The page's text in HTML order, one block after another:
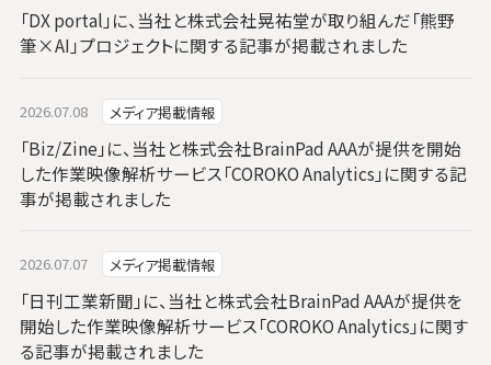
「DX portal」に、当社と株式会社晃祐堂が取り組んだ「熊野
筆×AI」プロジェクトに関する記事が掲載されました
2026.07.08 メディア掲載情報
「Biz/Zine」に、当社と株式会社BrainPad AAAが提供を開始
した作業映像解析サービス「COROKO Analytics」に関する記
事が掲載されました
2026.07.07 メディア掲載情報
「日刊工業新聞」に、当社と株式会社BrainPad AAAが提供を
開始した作業映像解析サービス「COROKO Analytics」に関す
る記事が掲載されました